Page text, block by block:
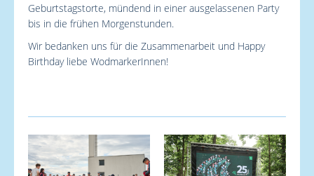
Geburtstagstorte, mündend in einer ausgelassenen Party
bis in die frühen Morgenstunden.
Wir bedanken uns für die Zusammenarbeit und Happy
Birthday liebe WodmarkerInnen!